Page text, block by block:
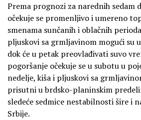
Prema prognozi za narednih sedam
očekuje se promenljivo i umereno
smenama sunčanih i oblačnih
pljuskovi sa grmljavinom mogući su
dok će u petak preovlađivati suvo
pogoršanje očekuje se u subotu u
nedelje, kiša i pljuskovi sa
prisutni u brdsko-planinskim
sledeće sedmice nestabilnosti šire i
Srbije.